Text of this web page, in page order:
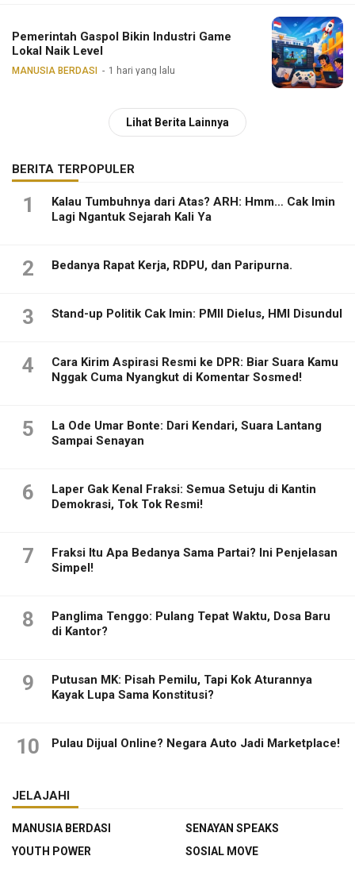
Pemerintah Gaspol Bikin Industri Game
Lokal Naik Level
MANUSIA BERDASI 1 hari yang lalu
Lihat Berita Lainnya
BERITA TERPOPULER
1
Kalau Tumbuhnya dari Atas? ARH: Hmm… Cak Imin
Lagi Ngantuk Sejarah Kali Ya
2 Bedanya Rapat Kerja, RDPU, dan Paripurna.
3 Stand-up Politik Cak Imin: PMII Dielus, HMI Disundul
4
Cara Kirim Aspirasi Resmi ke DPR: Biar Suara Kamu
Nggak Cuma Nyangkut di Komentar Sosmed!
5
La Ode Umar Bonte: Dari Kendari, Suara Lantang
Sampai Senayan
6
Laper Gak Kenal Fraksi: Semua Setuju di Kantin
Demokrasi, Tok Tok Resmi!
7
Fraksi Itu Apa Bedanya Sama Partai? Ini Penjelasan
Simpel!
8
Panglima Tenggo: Pulang Tepat Waktu, Dosa Baru
di Kantor?
9
Putusan MK: Pisah Pemilu, Tapi Kok Aturannya
Kayak Lupa Sama Konstitusi?
10 Pulau Dijual Online? Negara Auto Jadi Marketplace!
JELAJAHI
MANUSIA BERDASI
SENAYAN SPEAKS
YOUTH POWER
SOSIAL MOVE